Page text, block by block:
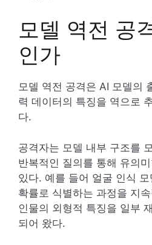
모델 역전 공
인가
모델 역전 공격은 AI 모델의
력 데이터의 특징을 역으로
다.
공격자는 모델 내부 구조를
반복적인 질의를 통해 유의
있다. 예를 들어 얼굴 인식
확률로 식별하는 과정을 지
인물의 외형적 특징을 일부
되어 왔다.